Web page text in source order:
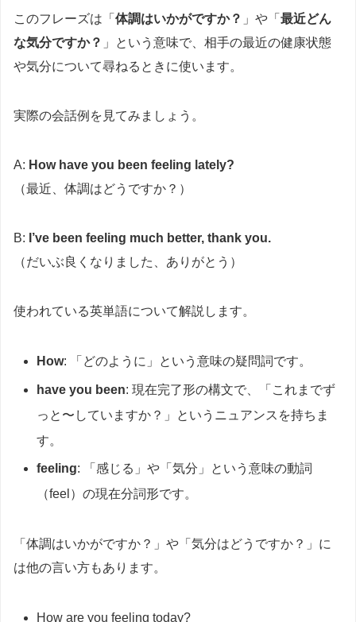
このフレーズは「 体調はいかがですか？ 」や「 最近どん
な気分ですか？ 」という意味で、相手の最近の健康状態
や気分について尋ねるときに使います。
実際の会話例を見てみましょう。
A: How have you been feeling lately?
（最近、体調はどうですか？）
B: I’ve been feeling much better, thank you.
（だいぶ良くなりました、ありがとう）
使われている英単語について解説します。
How: 「どのように」という意味の疑問詞です。
have you been: 現在完了形の構文で、「これまでず
っと〜していますか？」というニュアンスを持ちま
す。
feeling: 「感じる」や「気分」という意味の動詞
（feel）の現在分詞形です。
「体調はいかがですか？」や「気分はどうですか？」に
は他の言い方もあります。
How are you feeling today?